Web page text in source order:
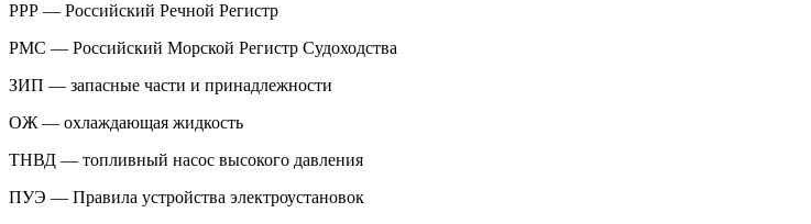
РРР — Российский Речной Регистр
РМС — Российский Морской Регистр Судоходства
ЗИП — запасные части и принадлежности
ОЖ — охлаждающая жидкость
ТНВД — топливный насос высокого давления
ПУЭ — Правила устройства электроустановок